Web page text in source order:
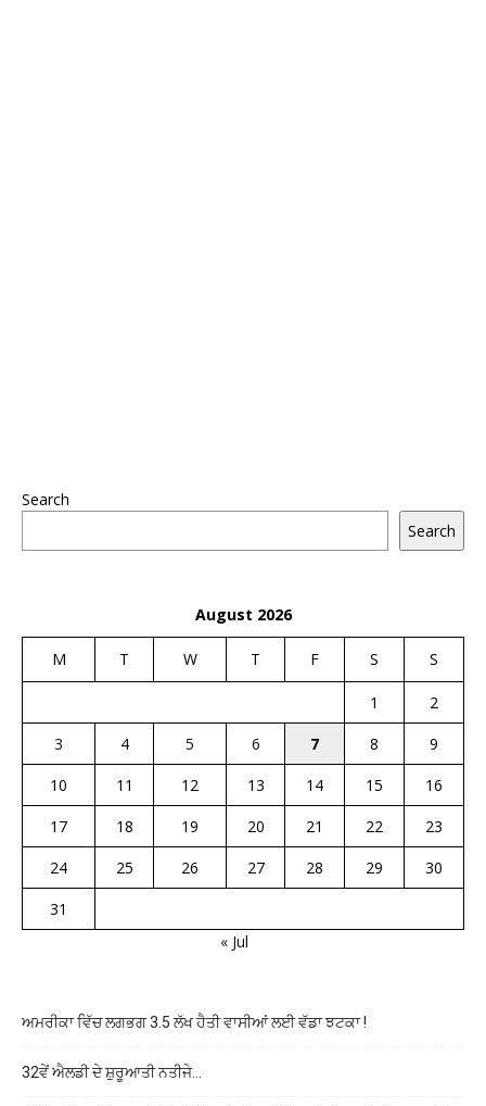
Search
Search
August 2026
M T W T F S S
1
2
3
4 5 6 7 8
9
10
11 12 13 14 15
16
17
18 19 20 21 22
23
24
25 26 27 28 29
30
31
« Jul
ਅਮਰੀਕਾ ਵਿੱਚ ਲਗਭਗ 3.5 ਲੱਖ ਹੈਤੀ ਵਾਸੀਆਂ ਲਈ ਵੱਡਾ ਝਟਕਾ !
32ਵੇਂ ਐਲਡੀ ਦੇ ਸ਼ੁਰੂਆਤੀ ਨਤੀਜੇ…